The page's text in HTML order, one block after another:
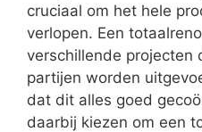
cruciaal om het hele
verlopen. Een
verschillende projecten
partijen worden
dat dit alles goed
daarbij kiezen om een